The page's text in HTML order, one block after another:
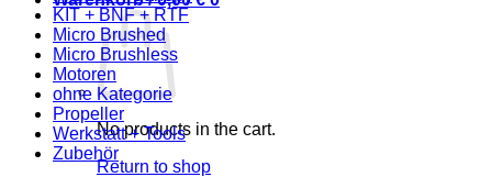
No products in the cart.
Return to shop
KIT + BNF + RTF
Micro Brushed
Micro Brushless
Motoren
ohne Kategorie
Propeller
Werkstatt + Tools
Zubehör